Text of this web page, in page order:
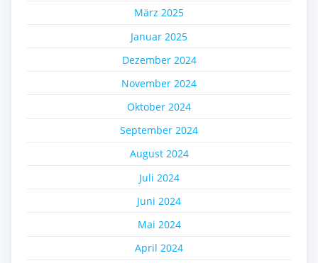
März 2025
Januar 2025
Dezember 2024
November 2024
Oktober 2024
September 2024
August 2024
Juli 2024
Juni 2024
Mai 2024
April 2024